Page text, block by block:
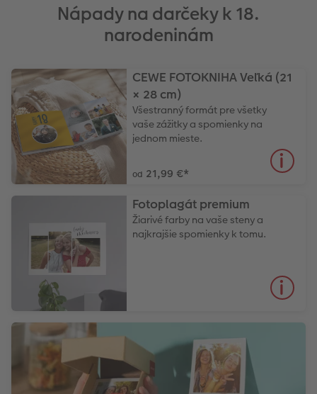
Nápady na darčeky k 18.
narodeninám
CEWE FOTOKNIHA Veľká (21
× 28 cm)
Všestranný formát pre všetky
vaše zážitky a spomienky na
jednom mieste.
od 21,99 €*
Fotoplagát premium
Žiarivé farby na vaše steny a
najkrajšie spomienky k tomu.